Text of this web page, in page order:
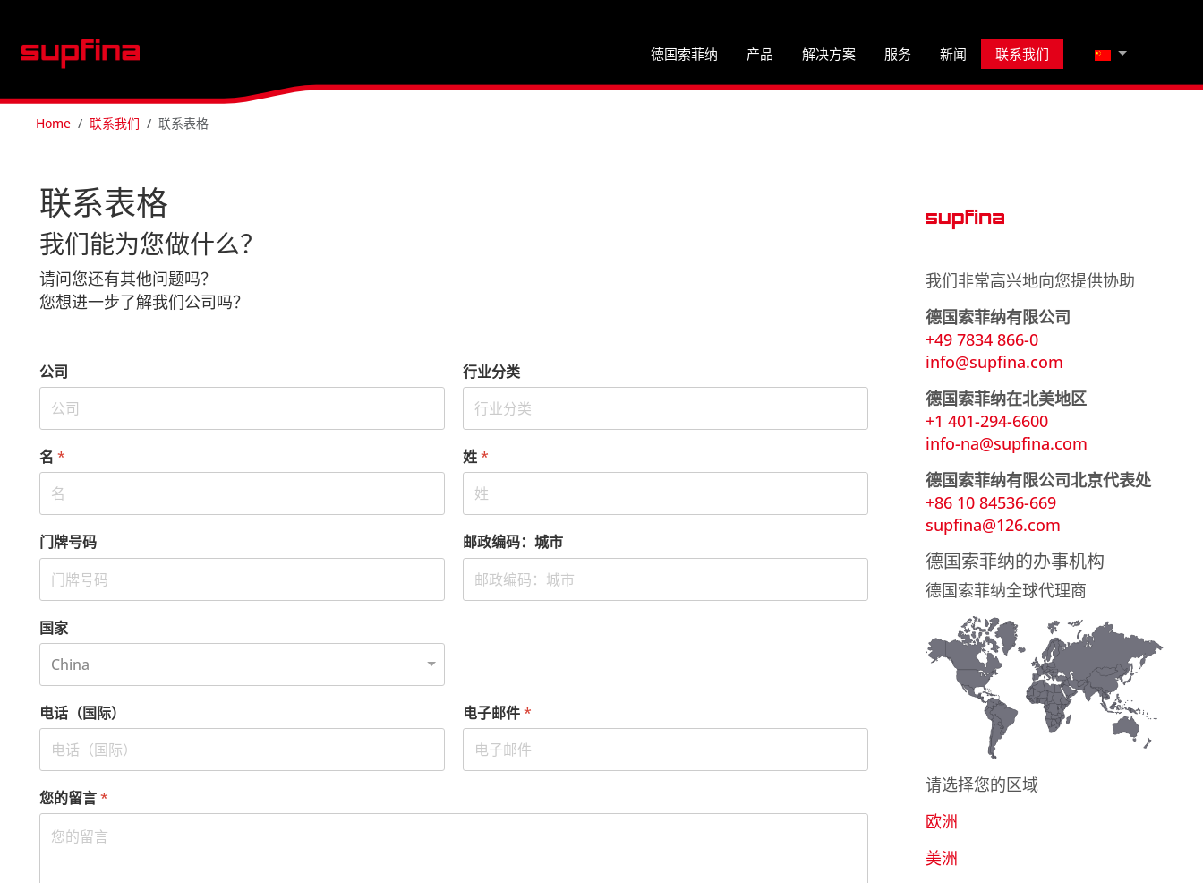
德国索菲纳 产品 解决方案 服务 新闻 联系我们 选择你的语音
Home 联系我们 联系表格
联系表格
我们能为您做什么？
请问您还有其他问题吗？
您想进一步了解我们公司吗？
公司 行业分类
名 * 姓*
门牌号码 邮政编码：城市
国家
电话（国际） 电子邮件*
您的留言*
我们非常高兴地向您提供协助
德国索菲纳有限公司
+49 7834 866-0
info@supfina.com
德国索菲纳在北美地区
+1 401-294-6600
info-na@supfina.com
德国索菲纳有限公司北京代表处
+86 10 84536-669
supfina@126.com
德国索菲纳的办事机构
德国索菲纳全球代理商
请选择您的区域
欧洲
美洲